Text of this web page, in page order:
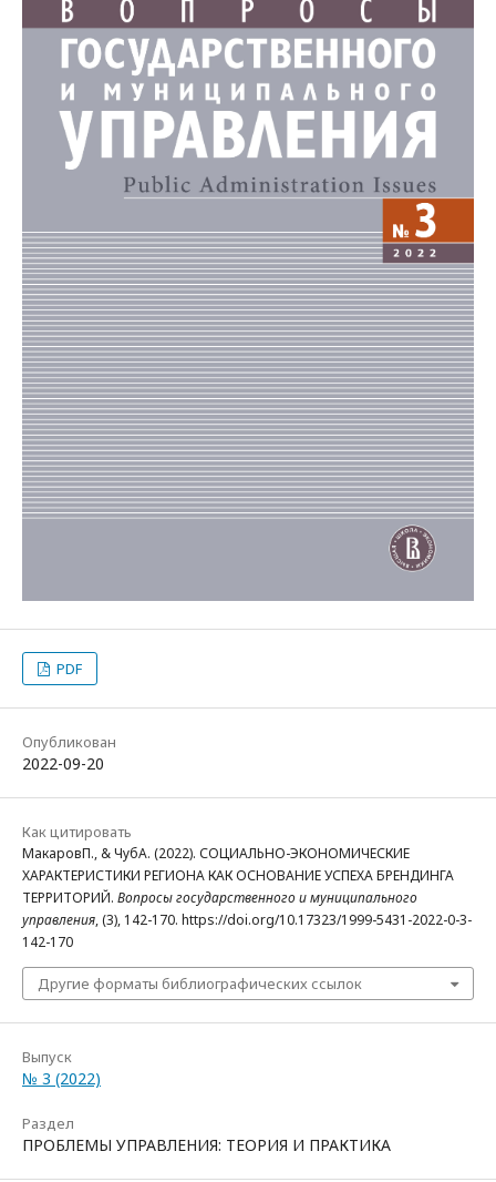
PDF
Опубликован
2022-09-20
Как цитировать
МакаровП., & ЧубА. (2022). СОЦИАЛЬНО-ЭКОНОМИЧЕСКИЕ
ХАРАКТЕРИСТИКИ РЕГИОНА КАК ОСНОВАНИЕ УСПЕХА БРЕНДИНГА
ТЕРРИТОРИЙ. Вопросы государственного и муниципального
управления, (3), 142-170. https://doi.org/10.17323/1999-5431-2022-0-3-
142-170
Другие форматы библиографических ссылок
Выпуск
№ 3 (2022)
Раздел
ПРОБЛЕМЫ УПРАВЛЕНИЯ: ТЕОРИЯ И ПРАКТИКА